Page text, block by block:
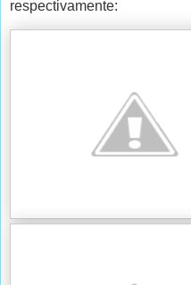
respectivamente: